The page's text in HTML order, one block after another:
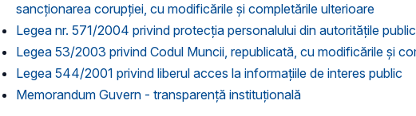
sancţionarea corupţiei, cu modificările și completările ulterioare
Legea nr. 571/2004 privind protecţia personalului din autorităţile
Legea 53/2003 privind Codul Muncii, republicată, cu modificările și
Legea 544/2001 privind liberul acces la informațiile de interes public
Memorandum Guvern - transparență instituțională